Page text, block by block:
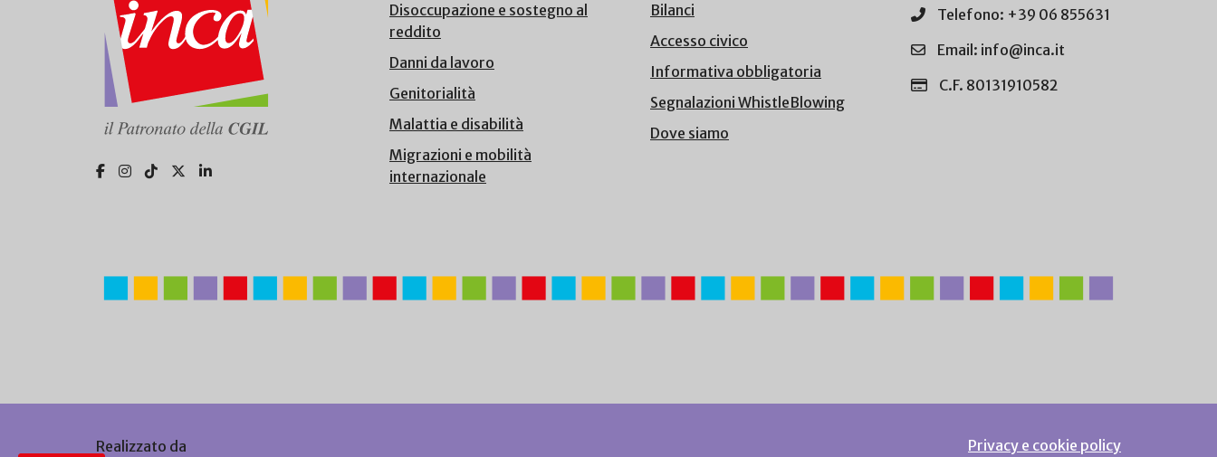
Disoccupazione e sostegno al
reddito
Danni da lavoro
Genitorialità
Malattia e disabilità
Migrazioni e mobilità
internazionale
Bilanci
Accesso civico
Informativa obbligatoria
Segnalazioni WhistleBlowing
Dove siamo
Telefono: +39 06 855631
Email: info@inca.it
C.F. 80131910582
Realizzato da Privacy e cookie policy